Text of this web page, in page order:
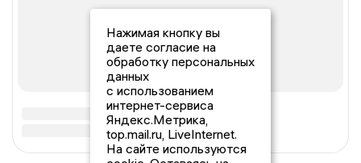
Нажимая кнопку вы
даете согласие на
обработку персональных
данных
с использованием
интернет-сервиса
Яндекс.Метрика,
top.mail.ru, LiveInternet.
На сайте используются